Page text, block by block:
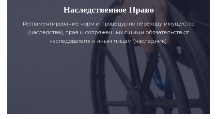
Наследственное Право
Регламентирование норм и процедур по переходу имущества
(наследства), прав и сопряженных с ними обязательств от
наследодателя к иным лицам (наследник).